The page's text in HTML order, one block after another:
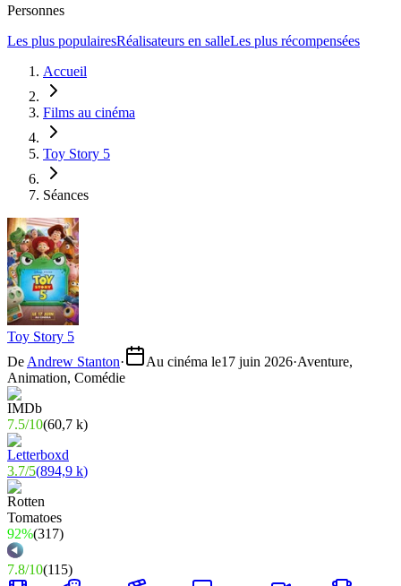
Personnes
Les plus populairesRéalisateurs en salleLes plus récompensées
Accueil
Films au cinéma
Toy Story 5
Séances
Toy Story 5
De Andrew Stanton· Au cinéma le17 juin 2026·Aventure,
Animation, Comédie
7.5/10(60,7 k)
3.7/5(894,9 k)
92%(317)
7.8/10(115)